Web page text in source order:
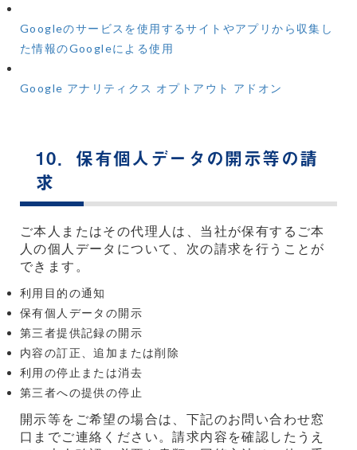
Googleのサービスを使用するサイトやアプリから収集し
た情報のGoogleによる使用
Google アナリティクス オプトアウト アドオン
10．保有個人データの開示等の請
求
ご本人またはその代理人は、当社が保有するご本
人の個人データについて、次の請求を行うことが
できます。
利用目的の通知
保有個人データの開示
第三者提供記録の開示
内容の訂正、追加または削除
利用の停止または消去
第三者への提供の停止
開示等をご希望の場合は、下記のお問い合わせ窓
口までご連絡ください。請求内容を確認したうえ